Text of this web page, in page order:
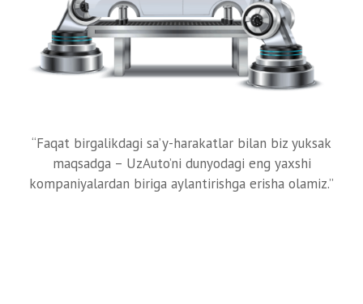
“Faqat birgalikdagi sa’y-harakatlar bilan biz yuksak
maqsadga – UzAuto’ni dunyodagi eng yaxshi
kompaniyalardan biriga aylantirishga erisha olamiz.”